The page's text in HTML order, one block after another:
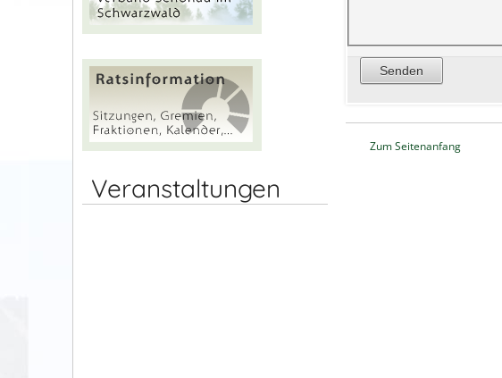
Veranstaltungen
Zum Seitenanfang